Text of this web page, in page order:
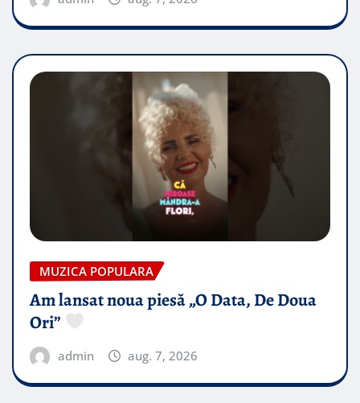
MUZICA POPULARA
Am lansat noua piesă „O Data, De Doua
Ori”
admin aug. 7, 2026